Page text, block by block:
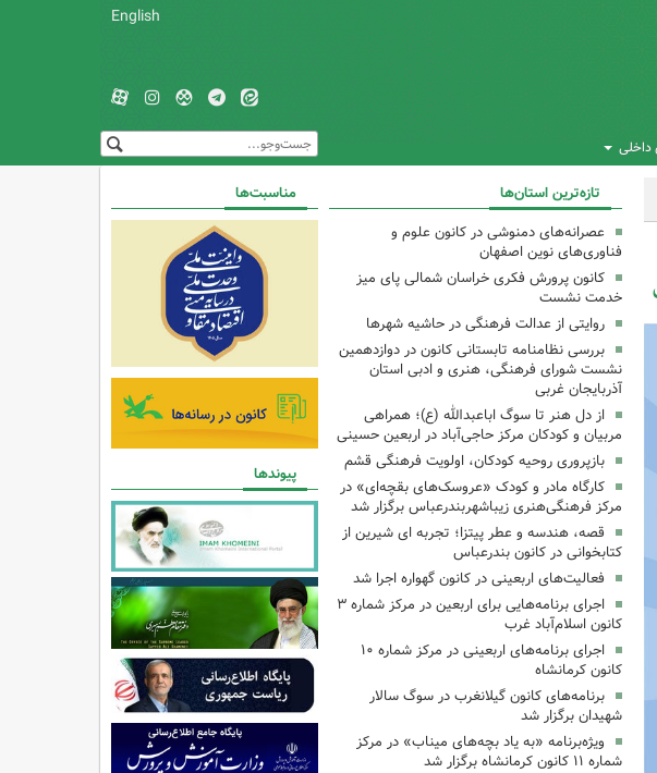
English
داخلی
تازه‌ترین استان‌ها
عصرانه‌های دمنوشی در کانون علوم و
فناوری‌های نوین اصفهان
کانون پرورش فکری خراسان شمالی پای میز
خدمت نشست
روایتی از عدالت فرهنگی در حاشیه شهرها
بررسی نظامنامه تابستانی کانون در دوازدهمین
نشست شورای فرهنگی، هنری و ادبی استان
آذربایجان غربی
از دل هنر تا سوگ اباعبدالله (ع)؛ همراهی
مربیان و کودکان مرکز حاجی‌آباد در اربعین حسینی
بازپروری روحیه کودکان، اولویت فرهنگی قشم
کارگاه مادر و کودک «عروسک‌های بقچه‌ای» در
مرکز فرهنگی‌هنری زیباشهربندرعباس برگزار شد
قصه، هندسه و عطر پیتزا؛ تجربه ای شیرین از
کتابخوانی در کانون بندرعباس
فعالیت‌های اربعینی در کانون گهواره اجرا شد
اجرای برنامه‌هایی برای اربعین در مرکز شماره ۳
کانون اسلام‌آباد غرب
اجرای برنامه‌های اربعینی در مرکز شماره ۱۰
کانون کرمانشاه
برنامه‌های کانون گیلانغرب در سوگ سالار
شهیدان برگزار شد
ویژه‌برنامه «به یاد بچه‌های میناب» در مرکز
شماره ۱۱ کانون کرمانشاه برگزار شد
مناسبت‌ها
پیوندها